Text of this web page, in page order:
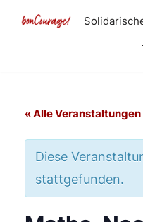
« Alle Veranstaltungen
Diese
stattgefunden.